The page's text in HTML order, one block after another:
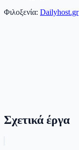
Φιλοξενία: Dailyhost.gr
Σχετικά έργα